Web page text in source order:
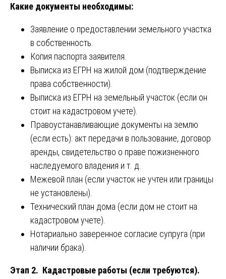
Какие документы необходимы:
Заявление о предоставлении земельного участка
в собственность.
Копия паспорта заявителя.
Выписка из ЕГРН на жилой дом (подтверждение
права собственности).
Выписка из ЕГРН на земельный участок (если он
стоит на кадастровом учете).
Правоустанавливающие документы на землю
(если есть): акт передачи в пользование, договор
аренды, свидетельство о праве пожизненного
наследуемого владения и т. д.
Межевой план (если участок не учтен или границы
не установлены).
Технический план дома (если дом не стоит на
кадастровом учете).
Нотариально заверенное согласие супруга (при
наличии брака).
Этап 2. Кадастровые работы (если требуются).